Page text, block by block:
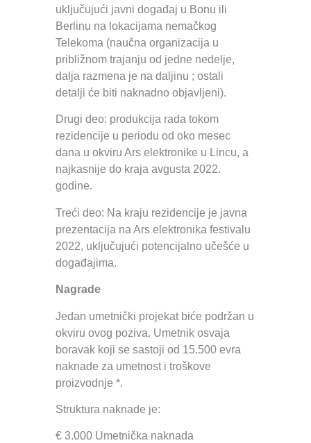
uključujući javni događaj u Bonu ili
Berlinu na lokacijama nemačkog
Telekoma (naučna organizacija u
približnom trajanju od jedne nedelje,
dalja razmena je na daljinu ; ostali
detalji će biti naknadno objavljeni).
Drugi deo: produkcija rada tokom
rezidencije u periodu od oko mesec
dana u okviru Ars elektronike u Lincu, a
najkasnije do kraja avgusta 2022.
godine.
Treći deo: Na kraju rezidencije je javna
prezentacija na Ars elektronika festivalu
2022, uključujući potencijalno učešće u
događajima.
Nagrade
Jedan umetnički projekat biće podržan u
okviru ovog poziva. Umetnik osvaja
boravak koji se sastoji od 15.500 evra
naknade za umetnost i troškove
proizvodnje *.
Struktura naknade je:
€ 3.000 Umetnička naknada